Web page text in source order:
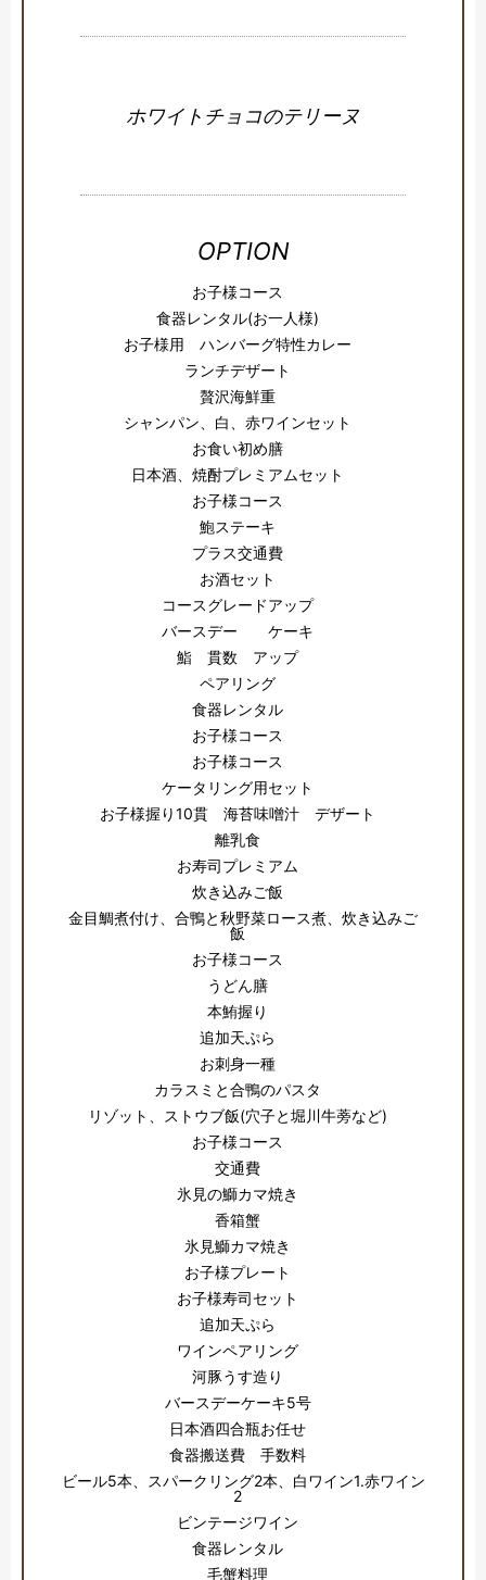
ホワイトチョコのテリーヌ
OPTION
お子様コース
食器レンタル(お一人様)
お子様用 ハンバーグ特性カレー
ランチデザート
贅沢海鮮重
シャンパン、白、赤ワインセット
お食い初め膳
日本酒、焼酎プレミアムセット
お子様コース
鮑ステーキ
プラス交通費
お酒セット
コースグレードアップ
バースデー ケーキ
鮨 貫数 アップ
ペアリング
食器レンタル
お子様コース
お子様コース
ケータリング用セット
お子様握り10貫 海苔味噌汁 デザート
離乳食
お寿司プレミアム
炊き込みご飯
金目鯛煮付け、合鴨と秋野菜ロース煮、炊き込みご
飯
お子様コース
うどん膳
本鮪握り
追加天ぷら
お刺身一種
カラスミと合鴨のパスタ
リゾット、ストウブ飯(穴子と堀川牛蒡など)
お子様コース
交通費
氷見の鰤カマ焼き
香箱蟹
氷見鰤カマ焼き
お子様プレート
お子様寿司セット
追加天ぷら
ワインペアリング
河豚うす造り
バースデーケーキ5号
日本酒四合瓶お任せ
食器搬送費 手数料
ビール5本、スパークリング2本、白ワイン1.赤ワイン
2
ビンテージワイン
食器レンタル
毛蟹料理